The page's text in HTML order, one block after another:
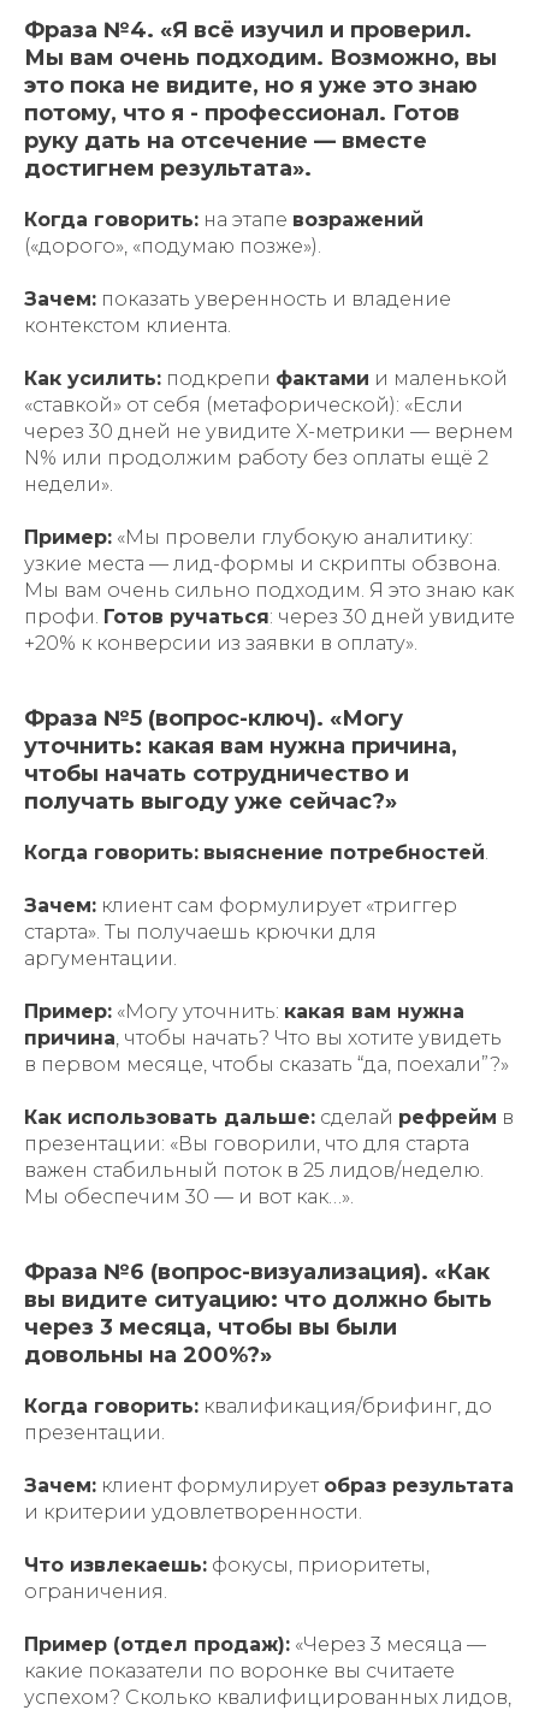
Фраза №4. «Я всё изучил и проверил.
Мы вам очень подходим. Возможно, вы
это пока не видите, но я уже это знаю
потому, что я - профессионал. Готов
руку дать на отсечение — вместе
достигнем результата».
Когда говорить: на этапе возражений
(«дорого», «подумаю позже»).
Зачем: показать уверенность и владение
контекстом клиента.
Как усилить: подкрепи фактами и маленькой
«ставкой» от себя (метафорической): «Если
через 30 дней не увидите X-метрики — вернем
N% или продолжим работу без оплаты ещё 2
недели».
Пример: «Мы провели глубокую аналитику:
узкие места — лид-формы и скрипты обзвона.
Мы вам очень сильно подходим. Я это знаю как
профи. Готов ручаться: через 30 дней увидите
+20% к конверсии из заявки в оплату».
Фраза №5 (вопрос-ключ). «Могу
уточнить: какая вам нужна причина,
чтобы начать сотрудничество и
получать выгоду уже сейчас?»
Когда говорить: выяснение потребностей
Зачем: клиент сам формулирует «триггер
старта». Ты получаешь крючки для
аргументации.
Пример: «Могу уточнить: какая вам нужна
причина , чтобы начать? Что вы хотите увидеть
в первом месяце, чтобы сказать “да, поехали”?»
Как использовать дальше: сделай рефрейм в
презентации: «Вы говорили, что для старта
важен стабильный поток в 25 лидов/неделю.
Мы обеспечим 30 — и вот как…».
Фраза №6 (вопрос-визуализация). «Как
вы видите ситуацию: что должно быть
через 3 месяца, чтобы вы были
довольны на 200%?»
Когда говорить: квалификация/брифинг, до
презентации.
Зачем: клиент формулирует образ результата
и критерии удовлетворенности.
Что извлекаешь: фокусы, приоритеты,
ограничения.
Пример (отдел продаж): «Через 3 месяца —
какие показатели по воронке вы считаете
успехом? Сколько квалифицированных лидов,